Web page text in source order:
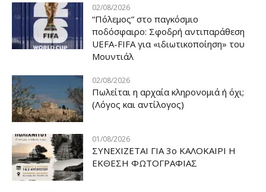
02/08/2026
“Πόλεμος” στο παγκόσμιο
ποδόσφαιρο: Σφοδρή αντιπαράθεση
UEFA-FIFA για «ιδιωτικοποίηση» του
Μουντιάλ
02/08/2026
Πωλείται η αρχαία κληρονομιά ή όχι;
(Λόγος και αντίλογος)
01/08/2026
ΣΥΝΕΧΙΖΕΤΑΙ ΓΙΑ 3ο ΚΑΛΟΚΑΙΡΙ Η
ΕΚΘΕΣΗ ΦΩΤΟΓΡΑΦΙΑΣ